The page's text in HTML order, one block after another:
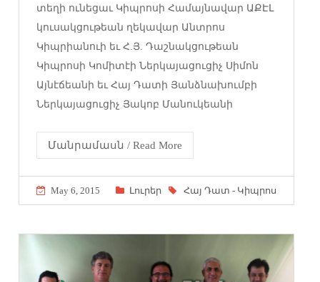
տեղի ունեցաւ Կիպրոսի Համայնավար ԱՔԷԼ
կուսակցութեան ղեկավար Անտրոս
Կիպրիանուի եւ Հ.Յ. Դաշնակցութեան
Կիպրոսի Կոմիտէի Ներկայացուցիչ Սիմոն
Այնէճեանի եւ Հայ Դատի Յանձնախումբի
Ներկայացուցիչ Յակոբ Մանուկեանի
Մանրամասն / Read More
May 6, 2015 Լուրեր Հայ Դատ - Կիպրոս